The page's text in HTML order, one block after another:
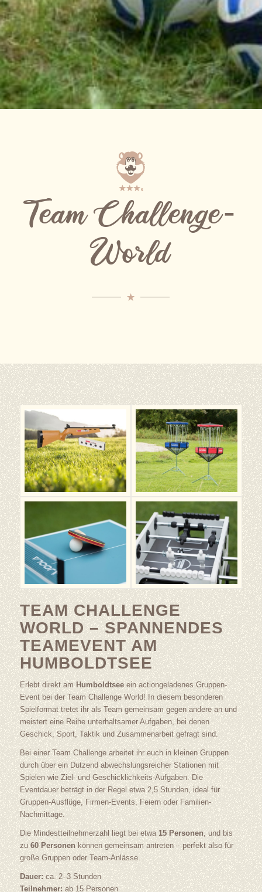
Team Challenge-
World
TEAM CHALLENGE
WORLD – SPANNENDES
TEAMEVENT AM
HUMBOLDTSEE
Erlebt direkt am Humboldtseeein actiongeladenes Gruppen-
Event bei der Team Challenge World! In diesem besonderen
Spielformat tretet ihr als Team gemeinsam gegen andere an und
meistert eine Reihe unterhaltsamer Aufgaben, bei denen
Geschick, Sport, Taktik und Zusammenarbeit gefragt sind.
Bei einer Team Challenge arbeitet ihr euch in kleinen Gruppen
durch über ein Dutzend abwechslungsreicher Stationen mit
Spielen wie Ziel- und Geschicklichkeits-Aufgaben. Die
Eventdauer beträgt in der Regel etwa 2,5 Stunden, ideal für
Gruppen-Ausflüge, Firmen-Events, Feiern oder Familien-
Nachmittage.
Die Mindestteilnehmerzahl liegt bei etwa15 Personen, und bis
zu60 Personenkönnen gemeinsam antreten – perfekt also für
große Gruppen oder Team-Anlässe.
Dauer:ca. 2–3 Stunden
Teilnehmer:ab 15 Personen